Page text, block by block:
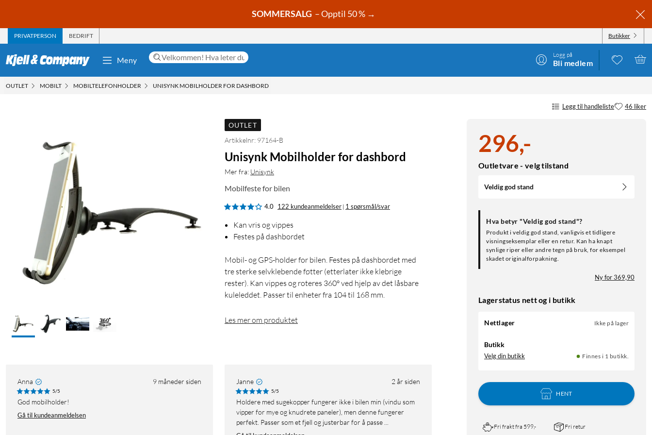
SOMMERSALG – Opptil 50 % →
PRIVATPERSON BEDRIFT Butikker
Meny
Logg på
Bli medlem
OUTLET MOBILT MOBILTELEFONHOLDER UNISYNK MOBILHOLDER FOR DASHBORD
Legg til handleliste 46 liker
296,-
Outletvare - velg tilstand
Veldig god stand
Hva betyr "Veldig god stand"?
Produkt i veldig god stand, vanligvis et tidligere
visningseksemplar eller en retur. Kan ha knapt
synlige riper eller andre tegn på bruk, for eksempel
skadet originalforpakning.
Ny for 369,90
Lagerstatus nett og i butikk
Nettlager Ikke på lager
Butikk
Velg din butikk Finnes i 1 butikk.
HENT
Fri frakt fra 599,- Fri retur
OUTLET
Artikkelnr: 97164-B
Unisynk Mobilholder for dashbord
Mer fra: Unisynk
Mobilfeste for bilen
4.0 122 kundeanmeldelser | 1 spørsmål/svar
Kan vris og vippes
Festes på dashbordet
Mobil- og GPS-holder for bilen. Festes på dashbordet med
tre sterke selvklebende føtter (etterlater ikke klebrige
rester). Kan vippes og roteres 360° ved hjelp av det låsbare
kuleleddet. Passer til enheter fra 104 til 168 mm.
Les mer om produktet
Anna 9 måneder siden
5/5
God mobilholder!
Gå til kundeanmeldelsen
Janne 2 år siden
5/5
Holdere med sugekopper fungerer ikke i bilen min (vindu som
vipper for mye og knudrete paneler), men denne fungerer
perfekt. Passer som et fjell og justerbar for å passe ...